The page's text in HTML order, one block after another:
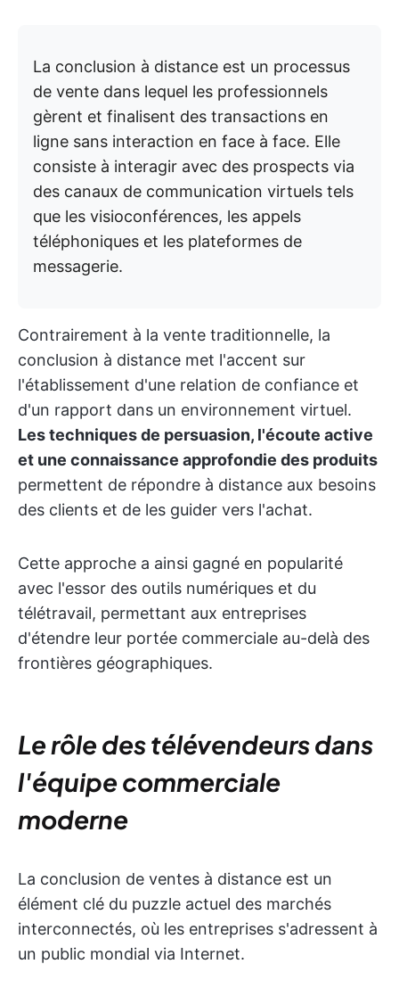
La conclusion à distance est un processus
de vente dans lequel les professionnels
gèrent et finalisent des transactions en
ligne sans interaction en face à face. Elle
consiste à interagir avec des prospects via
des canaux de communication virtuels tels
que les visioconférences, les appels
téléphoniques et les plateformes de
messagerie.
Contrairement à la vente traditionnelle, la
conclusion à distance met l'accent sur
l'établissement d'une relation de confiance et
d'un rapport dans un environnement virtuel.
Les techniques de persuasion, l'écoute active
et une connaissance approfondie des produits
permettent de répondre à distance aux besoins
des clients et de les guider vers l'achat.
Cette approche a ainsi gagné en popularité
avec l'essor des outils numériques et du
télétravail, permettant aux entreprises
d'étendre leur portée commerciale au-delà des
frontières géographiques.
Le rôle des télévendeurs dans
l'équipe commerciale
moderne
La conclusion de ventes à distance est un
élément clé du puzzle actuel des marchés
interconnectés, où les entreprises s'adressent à
un public mondial via Internet.